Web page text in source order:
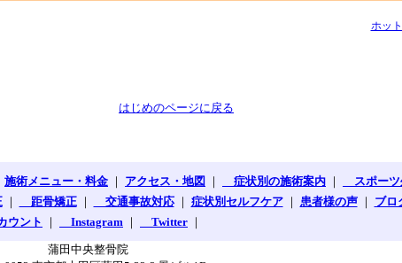
ホッ
はじめのページに戻る
施術メニュー・料金 ｜ アクセス・地図 ｜ 症状別の施術案内 ｜ スポーツ
｜ 距骨矯正｜ 交通事故対応｜ 症状別セルフケア｜ 患者様の声｜ ブロ
ウント
｜ Instagram ｜ Twitter ｜
蒲田中央整骨院